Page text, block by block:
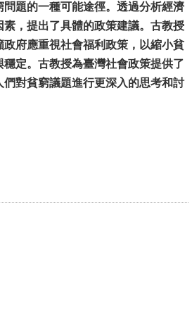
題的一種可能途徑。透過分析經濟
，提出了具體的政策建議。古教授
府應重視社會福利政策，以縮小貧
穩定。古教授為臺灣社會政策提供了
對貧窮議題進行更深入的思考和討